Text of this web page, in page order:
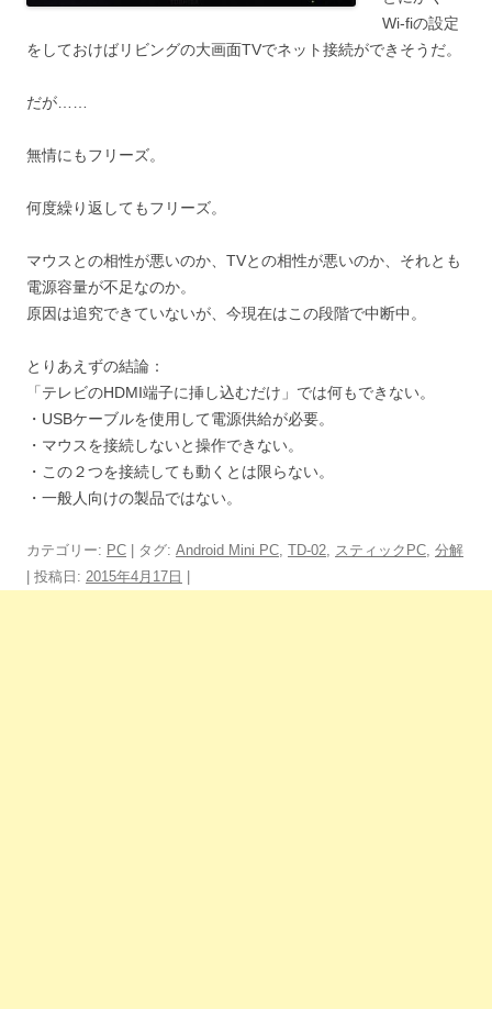
Wi-fiの設定
をしておけばリビングの大画面TVでネット接続ができそうだ。
だが……
無情にもフリーズ。
何度繰り返してもフリーズ。
マウスとの相性が悪いのか、TVとの相性が悪いのか、それとも
電源容量が不足なのか。
原因は追究できていないが、今現在はこの段階で中断中。
とりあえずの結論：
「テレビのHDMI端子に挿し込むだけ」では何もできない。
・USBケーブルを使用して電源供給が必要。
・マウスを接続しないと操作できない。
・この２つを接続しても動くとは限らない。
・一般人向けの製品ではない。
カテゴリー: PC | タグ: Android Mini PC, TD-02, スティックPC, 分解
| 投稿日: 2015年4月17日